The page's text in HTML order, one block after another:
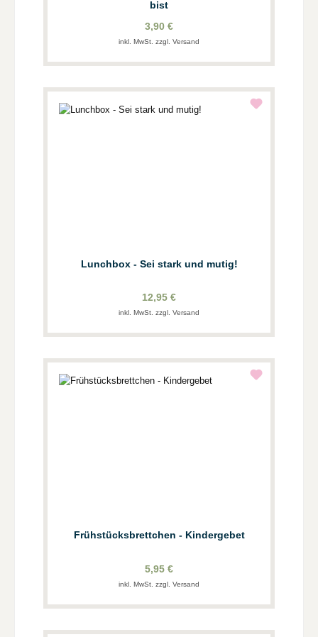
bist
3,90 €
inkl. MwSt. zzgl. Versand
Lunchbox - Sei stark und mutig!
12,95 €
inkl. MwSt. zzgl. Versand
Frühstücksbrettchen - Kindergebet
5,95 €
inkl. MwSt. zzgl. Versand